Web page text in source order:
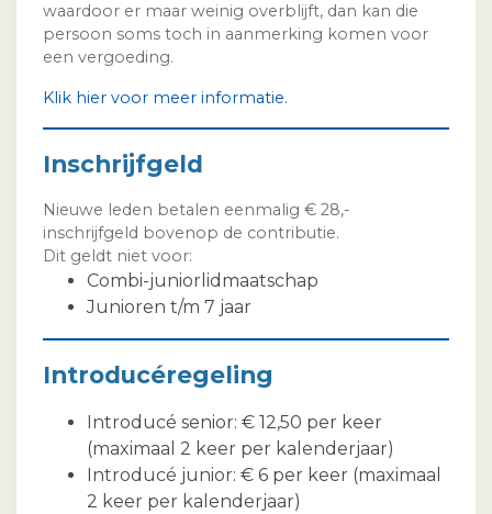
waardoor er maar weinig overblijft, dan kan die
persoon soms toch in aanmerking komen voor
een vergoeding.
Klik hier voor meer informatie.
Inschrijfgeld
Nieuwe leden betalen eenmalig € 28,-
inschrijfgeld bovenop de contributie.
Dit geldt niet voor:
Combi-juniorlidmaatschap
Junioren t/m 7 jaar
Introducéregeling
Introducé senior: € 12,50 per keer
(maximaal 2 keer per kalenderjaar)
Introducé junior: € 6 per keer (maximaal
2 keer per kalenderjaar)